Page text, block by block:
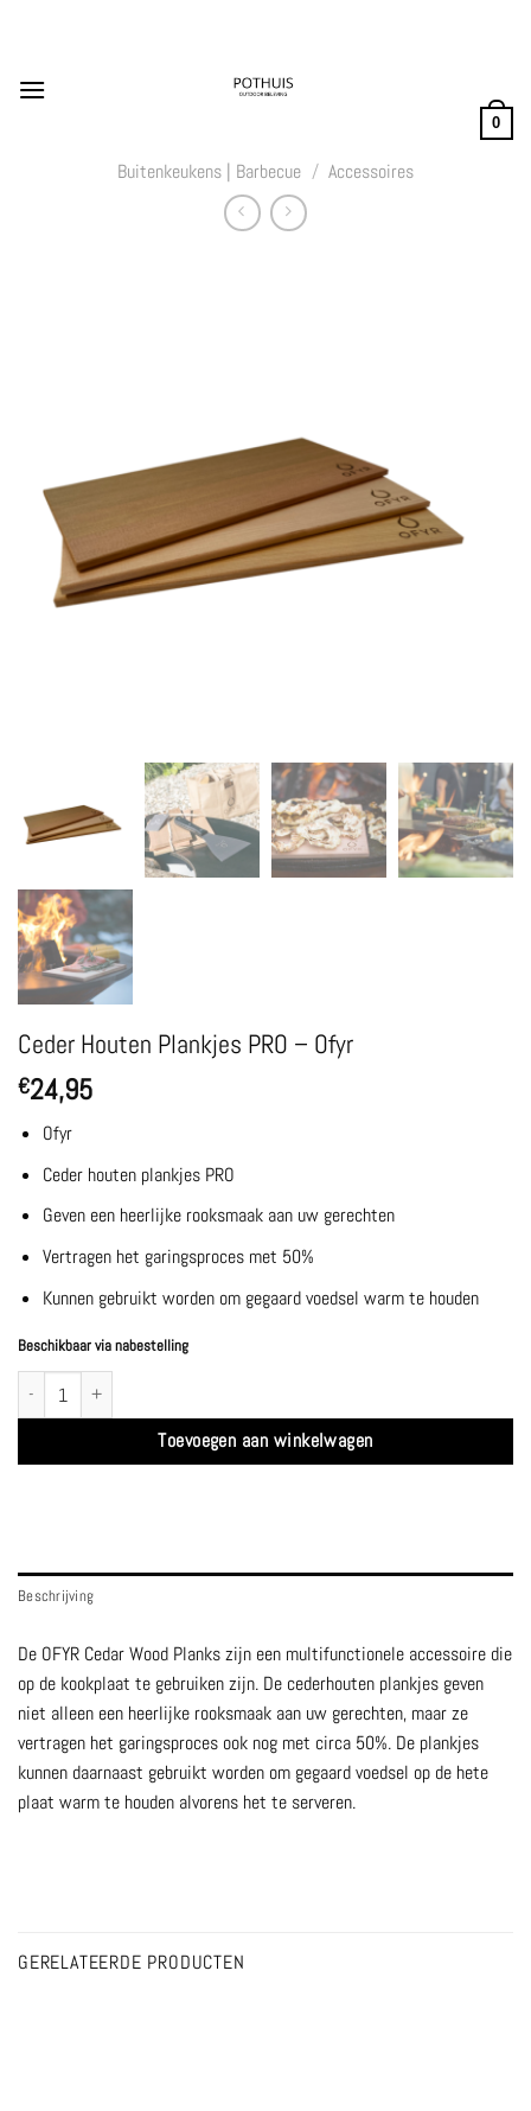
0
Buitenkeukens | Barbecue / Accessoires
Ceder Houten Plankjes PRO – Ofyr
€24,95
Ofyr
Ceder houten plankjes PRO
Geven een heerlijke rooksmaak aan uw gerechten
Vertragen het garingsproces met 50%
Kunnen gebruikt worden om gegaard voedsel warm te houden
Beschikbaar via nabestelling
Ceder Houten Plankjes PRO - Ofyr aantal
Toevoegen aan winkelwagen
Beschrijving
De OFYR Cedar Wood Planks zijn een multifunctionele accessoire die
op de kookplaat te gebruiken zijn. De cederhouten plankjes geven
niet alleen een heerlijke rooksmaak aan uw gerechten, maar ze
vertragen het garingsproces ook nog met circa 50%. De plankjes
kunnen daarnaast gebruikt worden om gegaard voedsel op de hete
plaat warm te houden alvorens het te serveren.
GERELATEERDE PRODUCTEN